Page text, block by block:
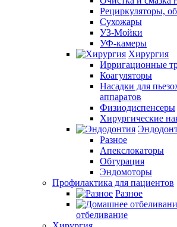
Рециркуляторы,
Сухожары
УЗ-Мойки
УФ-камеры
Хирургия
Ирригационные
Коагуляторы
Насадки для
аппаратов
Физиодиспенсеры
Хирургические
Разное
Апекслокаторы
Обтурация
Эндомоторы
Профилактика для пациентов
Разное
отбеливание